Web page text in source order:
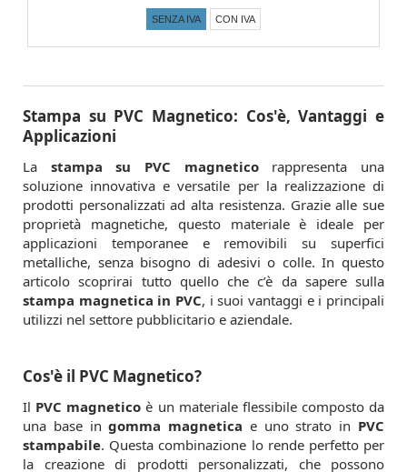
SENZA IVA CON IVA
Stampa su PVC Magnetico: Cos'è, Vantaggi e
Applicazioni
La stampa su PVC magneticorappresenta una
soluzione innovativa e versatile per la realizzazione di
prodotti personalizzati ad alta resistenza. Grazie alle sue
proprietà magnetiche, questo materiale è ideale per
applicazioni temporanee e removibili su superfici
metalliche, senza bisogno di adesivi o colle. In questo
articolo scoprirai tutto quello che c’è da sapere sulla
stampa magnetica in PVC, i suoi vantaggi e i principali
utilizzi nel settore pubblicitario e aziendale.
Cos'è il PVC Magnetico?
Il PVC magnetico è un materiale flessibile composto da
una base ingomma magnetica e uno strato in PVC
stampabile. Questa combinazione lo rende perfetto per
la creazione di prodotti personalizzati, che possono